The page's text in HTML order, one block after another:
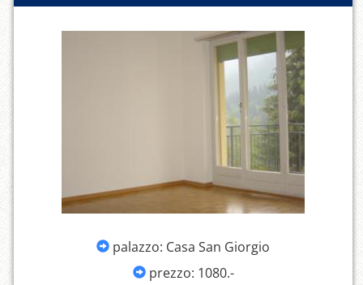
palazzo: Casa San Giorgio
prezzo: 1080.-